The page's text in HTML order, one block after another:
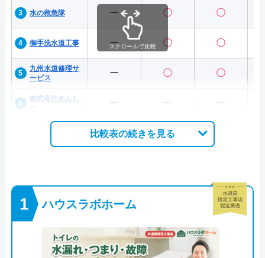
水の救急隊 ー 〇 〇
御手洗水道工事 ー 〇 〇
九州水道修理サ
ービス
ー 〇 〇
株式会社あんし
スクロールで比較
比較表の続きを見る
ハウスラボホーム